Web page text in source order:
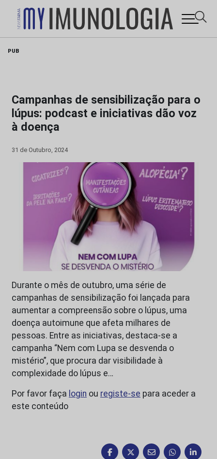
PUB
Campanhas de sensibilização para o
lúpus: podcast e iniciativas dão voz
à doença
31 de Outubro, 2024
Durante o mês de outubro, uma série de
campanhas de sensibilização foi lançada para
aumentar a compreensão sobre o lúpus, uma
doença autoimune que afeta milhares de
pessoas. Entre as iniciativas, destaca-se a
campanha “Nem com Lupa se desvenda o
mistério”, que procura dar visibilidade à
complexidade do lúpus e…
Por favor faça login ou registe-se para aceder a
este conteúdo